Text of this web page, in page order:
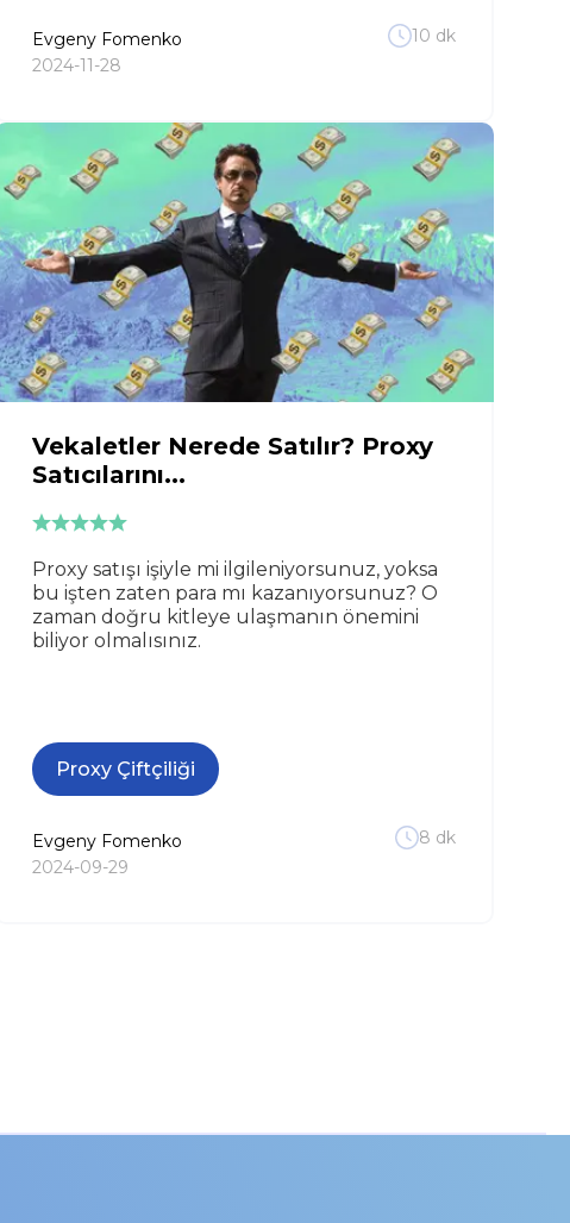
Evgeny Fomenko
2024-11-28
10 dk
Vekaletler Nerede Satılır? Proxy
Satıcılarını...
Proxy satışı işiyle mi ilgileniyorsunuz, yoksa
bu işten zaten para mı kazanıyorsunuz? O
zaman doğru kitleye ulaşmanın önemini
biliyor olmalısınız.
Proxy Çiftçiliği
Evgeny Fomenko
2024-09-29
8 dk